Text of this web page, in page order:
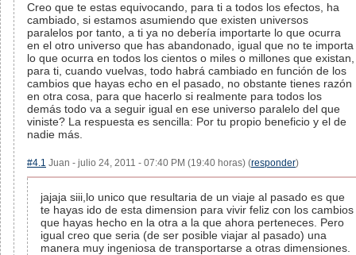
Creo que te estas equivocando, para ti a todos los efectos, ha
cambiado, si estamos asumiendo que existen universos
paralelos por tanto, a ti ya no debería importarte lo que ocurra
en el otro universo que has abandonado, igual que no te importa
lo que ocurra en todos los cientos o miles o millones que existan,
para ti, cuando vuelvas, todo habrá cambiado en función de los
cambios que hayas echo en el pasado, no obstante tienes razón
en otra cosa, para que hacerlo si realmente para todos los
demás todo va a seguir igual en ese universo paralelo del que
viniste? La respuesta es sencilla: Por tu propio beneficio y el de
nadie más.
#4.1 Juan - julio 24, 2011 - 07:40 PM (19:40 horas) (responder)
jajaja siii,lo unico que resultaria de un viaje al pasado es que
te hayas ido de esta dimension para vivir feliz con los cambios
que hayas hecho en la otra a la que ahora perteneces. Pero
igual creo que seria (de ser posible viajar al pasado) una
manera muy ingeniosa de transportarse a otras dimensiones.